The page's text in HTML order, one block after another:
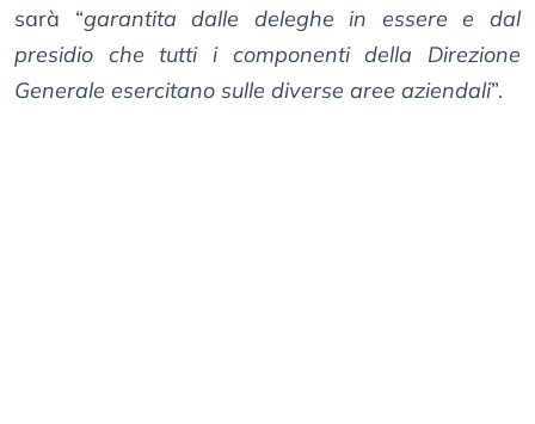
sarà “garantita dalle deleghe in essere e dal
presidio che tutti i componenti della Direzione
Generale esercitano sulle diverse aree aziendali”.